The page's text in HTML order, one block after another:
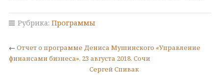
Рубрика: Программы
← Отчет о программе Дениса Мушинского «Управление
финансами бизнеса», 23 августа 2018, Сочи
Сергей Спивак